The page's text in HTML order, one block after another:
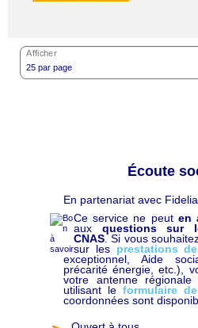
Afficher
Écoute
a
ô
En partenariat avec
Ce service ne peuten
aux questions sur
CNAS. Si vous
sur les prestations
exceptionnel, Aide
précarité énergie, etc.),
votre antenne
utilisant leformulaire
coordonnées sont